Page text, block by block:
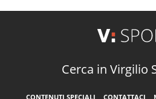
Cerca in Virgilio
CONTENUTI SPECIALI CONTATTACI